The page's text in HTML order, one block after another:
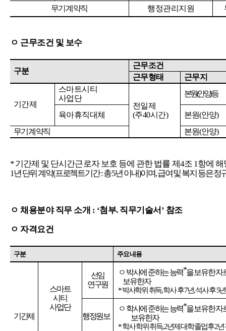
무기계약직
행정관리지원
ㅇ 근무조건 및 보수
구분
근무조건
근무형태
근무지
기간제
스마트시티
사업단
전일제
(주40시간)
본원(안양)등
육아휴직대체 본원(안양)
무기계약직
본원(안양)
* 기간제 및 단시간근로자 보호 등에 관한법률 제4조 1항에 해
1년 단위계약(프로젝트기간:총5년 이내)이며,급여및복지 등은정
ㅇ 채용분야 직무 소개 : ‘첨부. 직무기술서’ 참조
ㅇ 자격요건
구분 주요내용
기간제
스마트
시티
사업단
선임
연구원
ㅇ 박사에 준하는능력*을 보유한자
보유한자
*박사학위 취득,학사후7년,석사후5
행정원보
ㅇ 학사에 준하는능력*을 보유한자
보유한자
*학사학위 취득, 2년제 대학졸업후2년